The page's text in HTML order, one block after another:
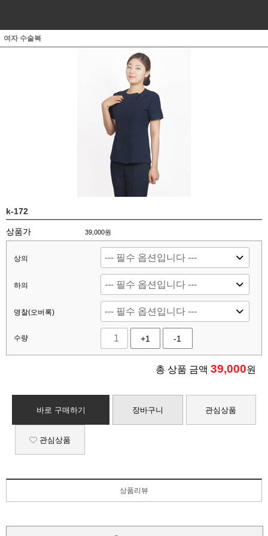
여자 수술복
k-172
상품가 39,000원
상의
하의
명찰(오버록)
수량 +1 -1
총 상품 금액 39,000원
바로 구매하기 장바구니 관심상품
관심상품
상품리뷰